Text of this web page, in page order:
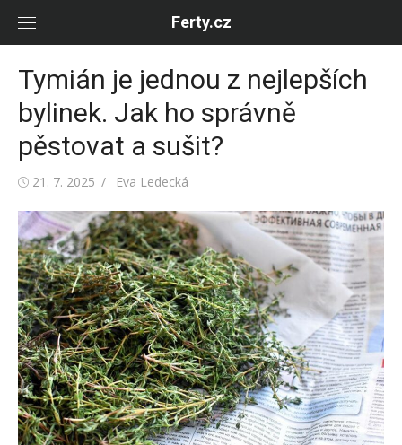
Ferty.cz
Tymián je jednou z nejlepších
bylinek. Jak ho správně
pěstovat a sušit?
Posted
21. 7. 2025 Author
Eva Ledecká